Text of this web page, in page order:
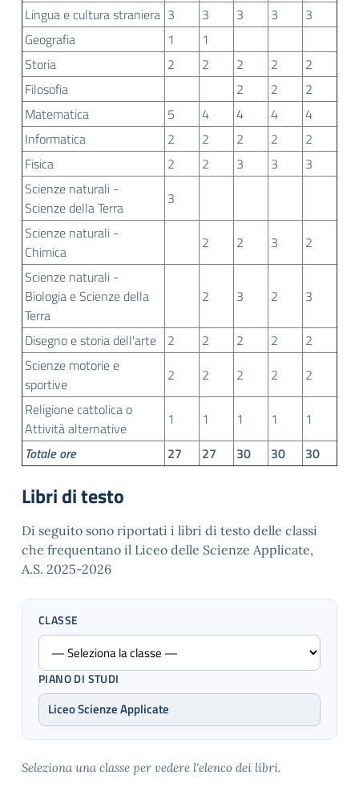
Lingua e cultura straniera 3 3 3 3
3
Geografia
1
1
Storia
2 2 2 2
2
Filosofia
2 2
2
Matematica
5 4 4 4
4
Informatica
2 2 2 2
2
Fisica
2 2 3 3
3
Scienze naturali -
Scienze della Terra
3
Scienze naturali -
Chimica
2 2 3
2
Scienze naturali -
Biologia e Scienze della
Terra
2 3 2 3
Disegno e storia dell'arte 2 2 2 2
2
Scienze motorie e
sportive
2 2 2 2
2
Religione cattolica o
Attività alternative
1 1 1 1
1
Totale ore
27 27 30 30 30
Libri di testo
Di seguito sono riportati i libri di testo delle classi
che frequentano il Liceo delle Scienze Applicate,
A.S. 2025-2026
CLASSE
PIANO DI STUDI
Liceo Scienze Applicate
Seleziona una classe per vedere l'elenco dei libri.